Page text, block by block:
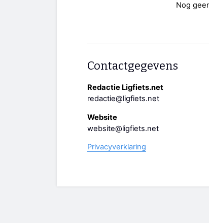
Nog
Contactgegevens
Redactie Ligfiets.net
redactie@ligfiets.net
Website
website@ligfiets.net
Privacyverklaring